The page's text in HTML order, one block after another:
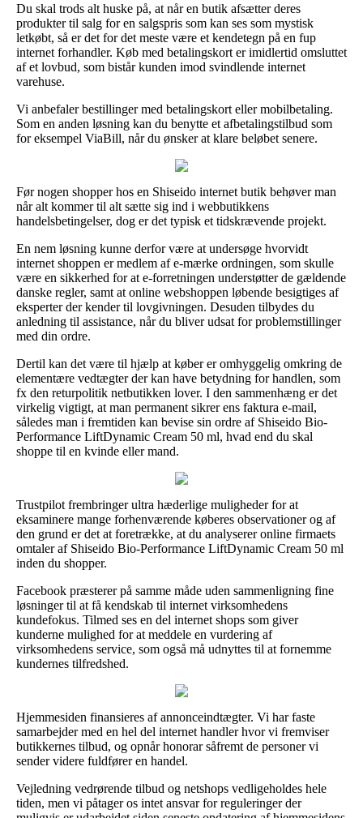
Du skal trods alt huske på, at når en butik afsætter deres
produkter til salg for en salgspris som kan ses som mystisk
letkøbt, så er det for det meste være et kendetegn på en fup
internet forhandler. Køb med betalingskort er imidlertid omsluttet
af et lovbud, som bistår kunden imod svindlende internet
varehuse.
Vi anbefaler bestillinger med betalingskort eller mobilbetaling.
Som en anden løsning kan du benytte et afbetalingstilbud som
for eksempel ViaBill, når du ønsker at klare beløbet senere.
Før nogen shopper hos en Shiseido internet butik behøver man
når alt kommer til alt sætte sig ind i webbutikkens
handelsbetingelser, dog er det typisk et tidskrævende projekt.
En nem løsning kunne derfor være at undersøge hvorvidt
internet shoppen er medlem af e-mærke ordningen, som skulle
være en sikkerhed for at e-forretningen understøtter de gældende
danske regler, samt at online webshoppen løbende besigtiges af
eksperter der kender til lovgivningen. Desuden tilbydes du
anledning til assistance, når du bliver udsat for problemstillinger
med din ordre.
Dertil kan det være til hjælp at køber er omhyggelig omkring de
elementære vedtægter der kan have betydning for handlen, som
fx den returpolitik netbutikken lover. I den sammenhæng er det
virkelig vigtigt, at man permanent sikrer ens faktura e-mail,
således man i fremtiden kan bevise sin ordre af Shiseido Bio-
Performance LiftDynamic Cream 50 ml, hvad end du skal
shoppe til en kvinde eller mand.
Trustpilot frembringer ultra hæderlige muligheder for at
eksaminere mange forhenværende køberes observationer og af
den grund er det at foretrække, at du analyserer online firmaets
omtaler af Shiseido Bio-Performance LiftDynamic Cream 50 ml
inden du shopper.
Facebook præsterer på samme måde uden sammenligning fine
løsninger til at få kendskab til internet virksomhedens
kundefokus. Tilmed ses en del internet shops som giver
kunderne mulighed for at meddele en vurdering af
virksomhedens service, som også må udnyttes til at fornemme
kundernes tilfredshed.
Hjemmesiden finansieres af annonceindtægter. Vi har faste
samarbejder med en hel del internet handler hvor vi fremviser
butikkernes tilbud, og opnår honorar såfremt de personer vi
sender videre fuldfører en handel.
Vejledning vedrørende tilbud og netshops vedligeholdes hele
tiden, men vi påtager os intet ansvar for reguleringer der